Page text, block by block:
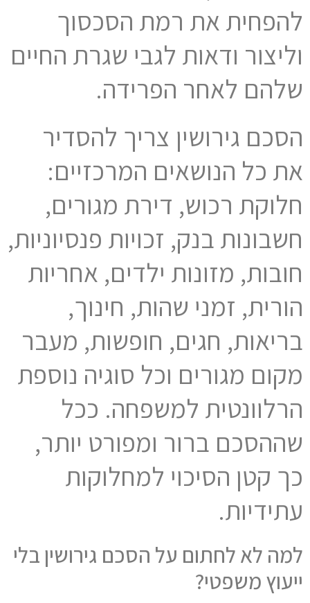
להפחית את רמת הסכסוך
וליצור ודאות לגבי שגרת החיים
שלהם לאחר הפרידה.
הסכם גירושין צריך להסדיר
את כל הנושאים המרכזיים:
חלוקת רכוש, דירת מגורים,
חשבונות בנק, זכויות פנסיוניות,
חובות, מזונות ילדים, אחריות
הורית, זמני שהות, חינוך,
בריאות, חגים, חופשות, מעבר
מקום מגורים וכל סוגיה נוספת
הרלוונטית למשפחה. ככל
שההסכם ברור ומפורט יותר,
כך קטן הסיכוי למחלוקות
עתידיות.
למה לא לחתום על הסכם גירושין בלי
ייעוץ משפטי?